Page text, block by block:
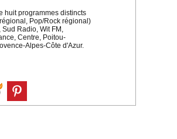
huit programmes distincts
Pop/Rock régional)
Radio, Wit FM,
Centre, Poitou-
Alpes-Côte d'Azur.